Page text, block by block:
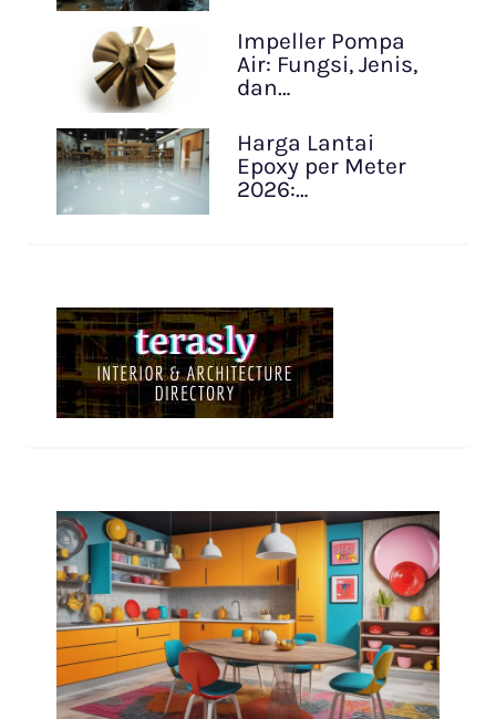
Impeller Pompa
Air: Fungsi, Jenis,
dan…
Harga Lantai
Epoxy per Meter
2026:…